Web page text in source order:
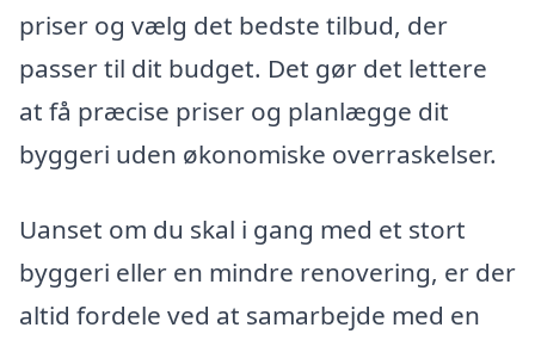
priser og vælg det bedste tilbud, der
passer til dit budget. Det gør det lettere
at få præcise priser og planlægge dit
byggeri uden økonomiske overraskelser.
Uanset om du skal i gang med et stort
byggeri eller en mindre renovering, er der
altid fordele ved at samarbejde med en